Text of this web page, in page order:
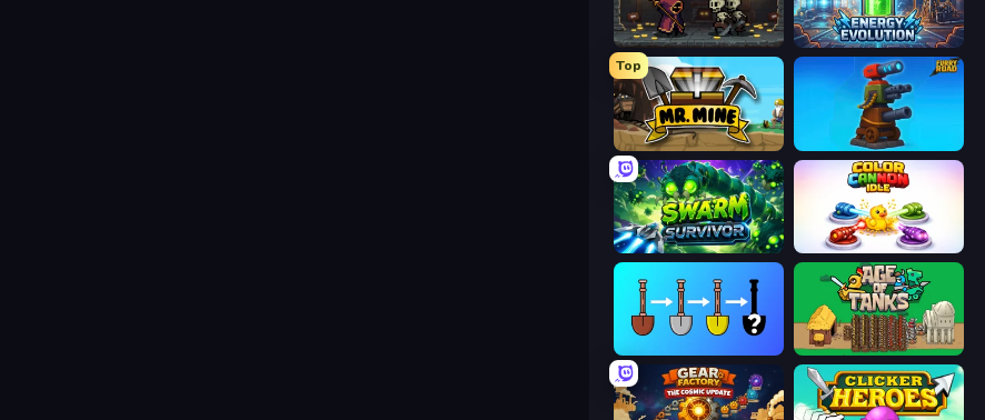
Lost Dungeon Energy Evolution
Top
Mr. Mine Furry Road
Swarm Survivor Color Cannon Idle
Age of Tanks Warriors: TD War